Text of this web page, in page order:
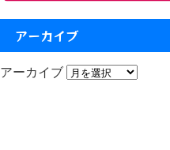
アーカイブ
アーカイブ